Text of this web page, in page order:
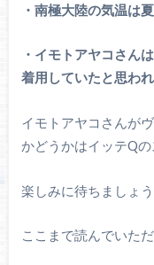
・南極大陸の気温は
・イモトアヤコさん
着用していたと思われ
イモトアヤコさんが
かどうかはイッテQの
楽しみに待ちましょう
ここまで読んでいた